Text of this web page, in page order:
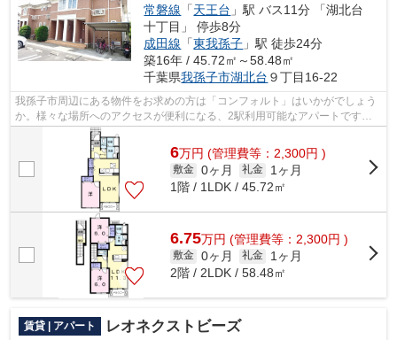
常磐線 「天王台 」駅 バス11分 「湖北台
十丁目」 停歩8分
成田線 「東我孫子 」駅 徒歩24分
築16年 / 45.72㎡～58.48㎡
千葉県我孫子市湖北台 ９丁目16-22
我孫子市周辺にある物件をお求めの方は「コンフォルト」はいかがでしょう
か。様々な場所へのアクセスが便利になる、2駅利用可能なアパートです。
こちらの物件はアパートです。駅まで徒...
6万円 (管理費等：2,300円 )
敷金 0ヶ月 礼金
1ヶ月
1階 / 1LDK / 45.72㎡
6.75万円 (管理費等：2,300円 )
敷金 0ヶ月 礼金
1ヶ月
2階 / 2LDK / 58.48㎡
賃貸 | アパート レオネクストビーズ